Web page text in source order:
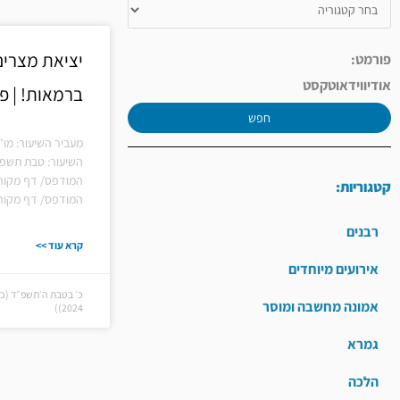
פורמט:
אודיווידאוטקסט
חפש
קטגוריות:
רבנים
אירועים מיוחדים
אמונה מחשבה ומוסר
גמרא
הלכה
יציאת
ברמאות! |
מעביר השיעור:
השיעור: טבת
המודפס/ דף
המודפס/ דף
קרא עוד >>
2024))